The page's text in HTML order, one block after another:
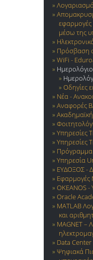
εφαρμογές
μέσω της
Πρόσβαση
WiFi -
Ημερολόγιο
Οδηγίες
Νέα -
Αναφορές
Υπηρεσίες
Υπηρεσίες
Υπηρεσία
ΕΥΔΟΞΟΣ -
Εφαρμογές
OKEANOS
Oracle
MATLAB
και
MAGNET –
Data
Ψηφιακά